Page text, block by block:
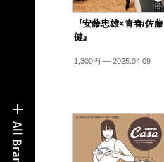
『安藤忠雄×青春/佐藤
健』
1,300円 — 2025.04.09